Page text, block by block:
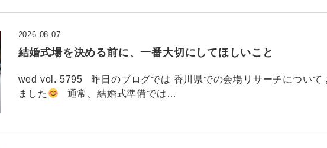
結婚式場を決める前に、一番大切にしてほしいこと
2026.08.07
wed vol. 5795 昨日のブログでは 香川県での会場リサーチについて
ました
通常、結婚式準備では…